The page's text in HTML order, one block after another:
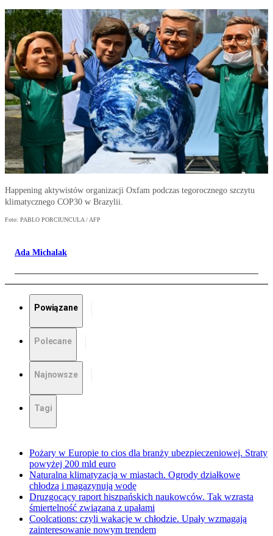
Happening aktywistów organizacji Oxfam podczas tegorocznego szczytu
klimatycznego COP30 w Brazylii.
Foto: PABLO PORCIUNCULA / AFP
Ada Michalak
Powiązane
Polecane
Najnowsze
Tagi
Pożary w Europie to cios dla branży ubezpieczeniowej. Straty
powyżej 200 mld euro
Naturalna klimatyzacja w miastach. Ogrody działkowe
chłodzą i magazynują wodę
Druzgocący raport hiszpańskich naukowców. Tak wzrasta
śmiertelność związana z upałami
Coolcations: czyli wakacje w chłodzie. Upały wzmagają
zainteresowanie nowym trendem